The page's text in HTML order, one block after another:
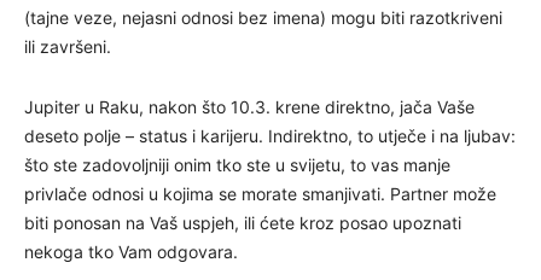
(tajne veze, nejasni odnosi bez imena) mogu biti razotkriveni
ili završeni.
Jupiter u Raku, nakon što 10.3. krene direktno, jača Vaše
deseto polje – status i karijeru. Indirektno, to utječe i na ljubav:
što ste zadovoljniji onim tko ste u svijetu, to vas manje
privlače odnosi u kojima se morate smanjivati. Partner može
biti ponosan na Vaš uspjeh, ili ćete kroz posao upoznati
nekoga tko Vam odgovara.